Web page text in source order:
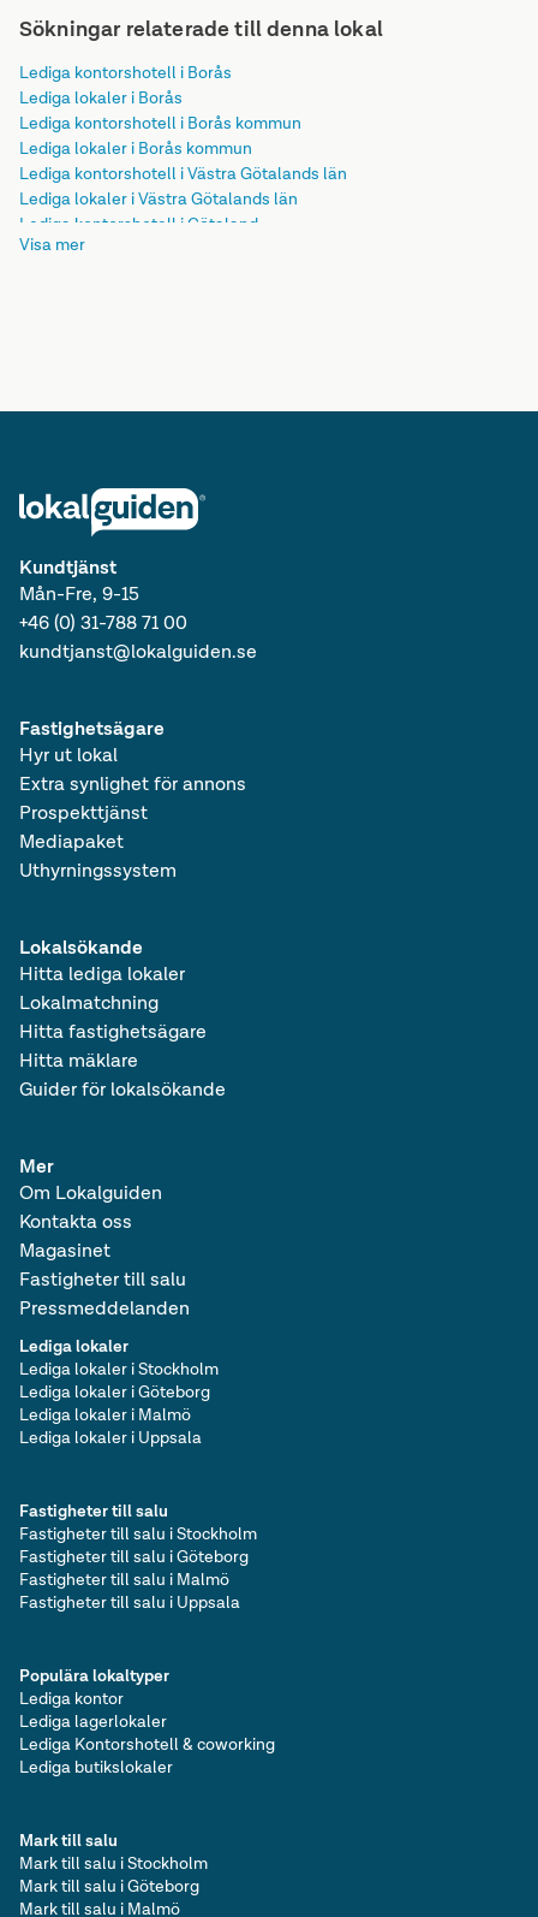
Sökningar relaterade till denna lokal
Lediga kontorshotell i Borås
Lediga lokaler i Borås
Lediga kontorshotell i Borås kommun
Lediga lokaler i Borås kommun
Lediga kontorshotell i Västra Götalands län
Lediga lokaler i Västra Götalands län
Lediga kontorshotell i Götaland
Lediga lokaler i Götaland
Visa mer
Kundtjänst
Mån-Fre, 9-15
+46 (0) 31-788 71 00
kundtjanst@lokalguiden.se
Lokalsökande
Hitta lediga lokaler
Lokalmatchning
Hitta fastighetsägare
Hitta mäklare
Guider för lokalsökande
Fastighetsägare
Hyr ut lokal
Extra synlighet för annons
Prospekttjänst
Mediapaket
Uthyrningssystem
Mer
Om Lokalguiden
Kontakta oss
Magasinet
Fastigheter till salu
Pressmeddelanden
Lediga lokaler
Lediga lokaler i Stockholm
Lediga lokaler i Göteborg
Lediga lokaler i Malmö
Lediga lokaler i Uppsala
Populära lokaltyper
Lediga kontor
Lediga lagerlokaler
Lediga Kontorshotell & coworking
Lediga butikslokaler
Fastigheter till salu
Fastigheter till salu i Stockholm
Fastigheter till salu i Göteborg
Fastigheter till salu i Malmö
Fastigheter till salu i Uppsala
Mark till salu
Mark till salu i Stockholm
Mark till salu i Göteborg
Mark till salu i Malmö